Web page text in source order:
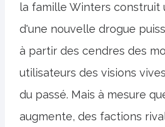
la famille Winters construit
d'une nouvelle drogue
à partir des cendres des
utilisateurs des visions
du passé. Mais à mesure
augmente, des factions